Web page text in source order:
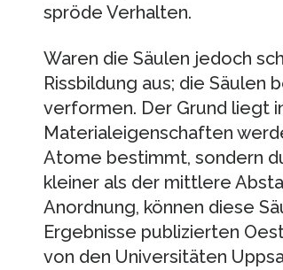
spröde Verhalten.
Waren die Säulen jedoch
Rissbildung aus; die Säulen
verformen. Der Grund liegt
Materialeigenschaften
Atome bestimmt, sondern
kleiner als der mittlere
Anordnung, können diese
Ergebnisse publizierten
von den Universitäten